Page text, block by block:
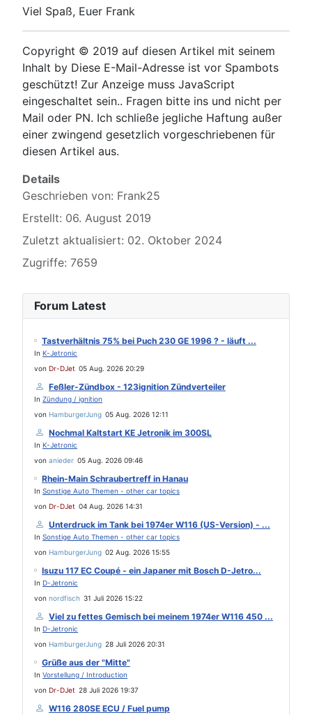
Viel Spaß, Euer Frank
Copyright © 2019 auf diesen Artikel mit seinem
Inhalt by Diese E-Mail-Adresse ist vor Spambots
geschützt! Zur Anzeige muss JavaScript
eingeschaltet sein.. Fragen bitte ins und nicht per
Mail oder PN. Ich schließe jegliche Haftung außer
einer zwingend gesetzlich vorgeschriebenen für
diesen Artikel aus.
Details
Geschrieben von: Frank25
Erstellt: 06. August 2019
Zuletzt aktualisiert: 02. Oktober 2024
Zugriffe: 7659
Forum Latest
Tastverhältnis 75% bei Puch 230 GE 1996 ? - läuft ...
In K-Jetronic
von Dr-DJet 05 Aug. 2026 20:29
Feßler-Zündbox - 123ignition Zündverteiler
In Zündung / ignition
von HamburgerJung 05 Aug. 2026 12:11
Nochmal Kaltstart KE Jetronik im 300SL
In K-Jetronic
von anieder 05 Aug. 2026 09:46
Rhein-Main Schraubertreff in Hanau
In Sonstige Auto Themen - other car topics
von Dr-DJet 04 Aug. 2026 14:31
Unterdruck im Tank bei 1974er W116 (US-Version) - ...
In Sonstige Auto Themen - other car topics
von HamburgerJung 02 Aug. 2026 15:55
Isuzu 117 EC Coupé - ein Japaner mit Bosch D-Jetro...
In D-Jetronic
von nordfisch 31 Juli 2026 15:22
Viel zu fettes Gemisch bei meinem 1974er W116 450 ...
In D-Jetronic
von HamburgerJung 28 Juli 2026 20:31
Grüße aus der "Mitte"
In Vorstellung / Introduction
von Dr-DJet 28 Juli 2026 19:37
W116 280SE ECU / Fuel pump